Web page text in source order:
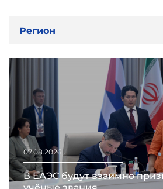
Регион
07.08.2026
В ЕАЭС будут взаимно